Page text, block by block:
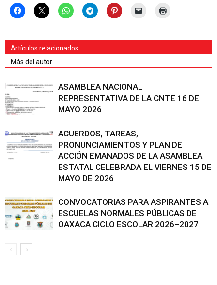
Artículos relacionados
Más del autor
ASAMBLEA NACIONAL
REPRESENTATIVA DE LA CNTE 16 DE
MAYO 2026
ACUERDOS, TAREAS,
PRONUNCIAMIENTOS Y PLAN DE
ACCIÓN EMANADOS DE LA ASAMBLEA
ESTATAL CELEBRADA EL VIERNES 15 DE
MAYO DE 2026
CONVOCATORIAS PARA ASPIRANTES A
ESCUELAS NORMALES PÚBLICAS DE
OAXACA CICLO ESCOLAR 2026–2027